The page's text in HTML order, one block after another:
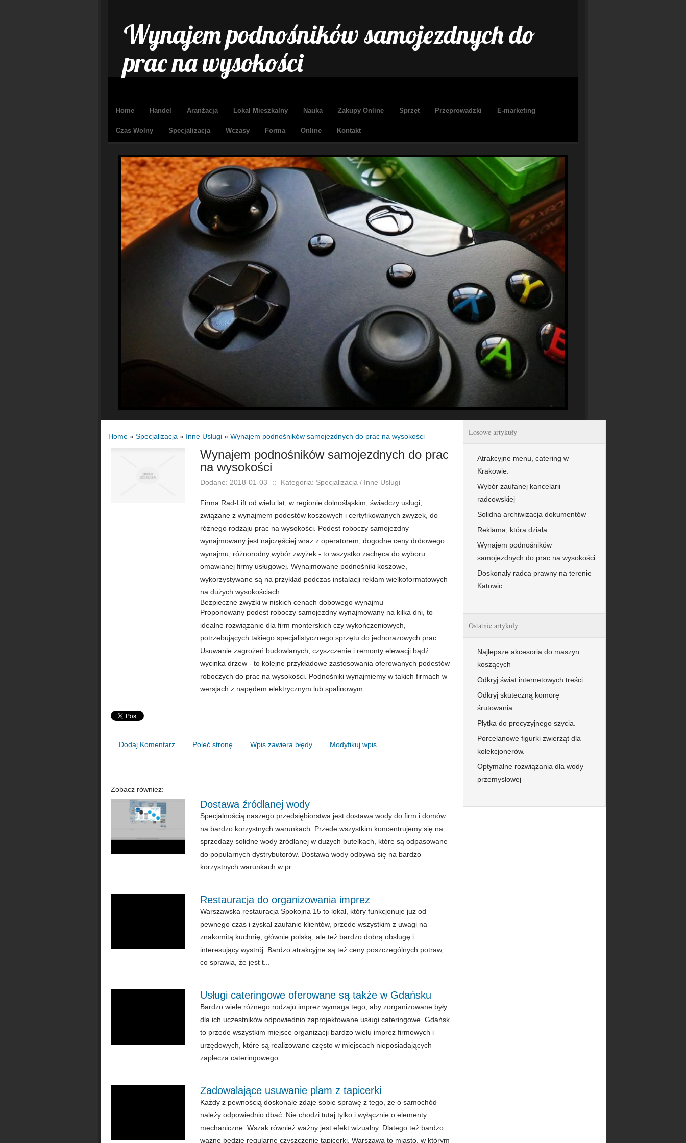
Wynajem podnośników samojezdnych do
prac na wysokości
Home Handel Aranżacja Lokal Mieszkalny Nauka Zakupy Online Sprzęt Przeprowadzki E-marketing
Czas Wolny Specjalizacja Wczasy Forma Online Kontakt
Home » Specjalizacja » Inne Usługi » Wynajem podnośników samojezdnych do prac na wysokości
Wynajem podnośników samojezdnych do prac
na wysokości
Dodane: 2018-01-03 :: Kategoria: Specjalizacja / Inne Usługi
Firma Rad-Lift od wielu lat, w regionie dolnośląskim, świadczy usługi,
związane z wynajmem podestów koszowych i certyfikowanych zwyżek, do
różnego rodzaju prac na wysokości. Podest roboczy samojezdny
wynajmowany jest najczęściej wraz z operatorem, dogodne ceny dobowego
wynajmu, różnorodny wybór zwyżek - to wszystko zachęca do wyboru
omawianej firmy usługowej. Wynajmowane podnośniki koszowe,
wykorzystywane są na przykład podczas instalacji reklam wielkoformatowych
na dużych wysokościach.
Bezpieczne zwyżki w niskich cenach dobowego wynajmu
Proponowany podest roboczy samojezdny wynajmowany na kilka dni, to
idealne rozwiązanie dla firm monterskich czy wykończeniowych,
potrzebujących takiego specjalistycznego sprzętu do jednorazowych prac.
Usuwanie zagrożeń budowlanych, czyszczenie i remonty elewacji bądź
wycinka drzew - to kolejne przykładowe zastosowania oferowanych podestów
roboczych do prac na wysokości. Podnośniki wynajmiemy w takich firmach w
wersjach z napędem elektrycznym lub spalinowym.
Dodaj Komentarz Poleć stronę Wpis zawiera błędy Modyfikuj wpis
Zobacz również:
Dostawa źródlanej wody
Specjalnością naszego przedsiębiorstwa jest dostawa wody do firm i domów
na bardzo korzystnych warunkach. Przede wszystkim koncentrujemy się na
sprzedaży solidne wody źródlanej w dużych butelkach, które są odpasowane
do popularnych dystrybutorów. Dostawa wody odbywa się na bardzo
korzystnych warunkach w pr...
Restauracja do organizowania imprez
Warszawska restauracja Spokojna 15 to lokal, który funkcjonuje już od
pewnego czas i zyskał zaufanie klientów, przede wszystkim z uwagi na
znakomitą kuchnię, głównie polską, ale też bardzo dobrą obsługę i
interesujący wystrój. Bardzo atrakcyjne są też ceny poszczególnych potraw,
co sprawia, że jest t...
Usługi cateringowe oferowane są także w Gdańsku
Bardzo wiele różnego rodzaju imprez wymaga tego, aby zorganizowane były
dla ich uczestników odpowiednio zaprojektowane usługi cateringowe. Gdańsk
to przede wszystkim miejsce organizacji bardzo wielu imprez firmowych i
urzędowych, które są realizowane często w miejscach nieposiadających
zaplecza cateringowego...
Zadowalające usuwanie plam z tapicerki
Każdy z pewnością doskonale zdaje sobie sprawę z tego, że o samochód
należy odpowiednio dbać. Nie chodzi tutaj tylko i wyłącznie o elementy
mechaniczne. Wszak również ważny jest efekt wizualny. Dlatego też bardzo
ważne będzie regularne czyszczenie tapicerki. Warszawa to miasto, w którym
Losowe artykuły
Atrakcyjne menu, catering w
Krakowie.
Wybór zaufanej kancelarii
radcowskiej
Solidna archiwizacja dokumentów
Reklama, która działa.
Wynajem podnośników
samojezdnych do prac na wysokości
Doskonały radca prawny na terenie
Katowic
Ostatnie artykuły
Najlepsze akcesoria do maszyn
koszących
Odkryj świat internetowych treści
Odkryj skuteczną komorę
śrutowania.
Płytka do precyzyjnego szycia.
Porcelanowe figurki zwierząt dla
kolekcjonerów.
Optymalne rozwiązania dla wody
przemysłowej